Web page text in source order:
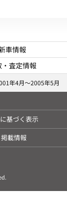
車情報
・査定情報
年4月～2005年5月
基づく表示
載情報